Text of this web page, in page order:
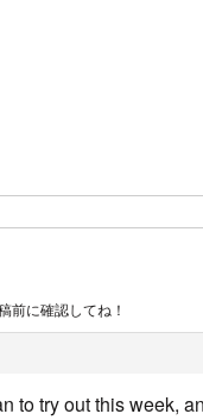
前に確認してね！
to try out this week,